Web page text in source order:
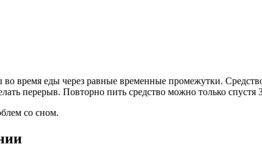
время еды через равные временные промежутки.
перерыв. Повторно пить средство можно только спустя
со сном.